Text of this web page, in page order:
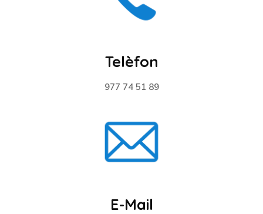
Telèfon
977 74 51 89
E-Mail